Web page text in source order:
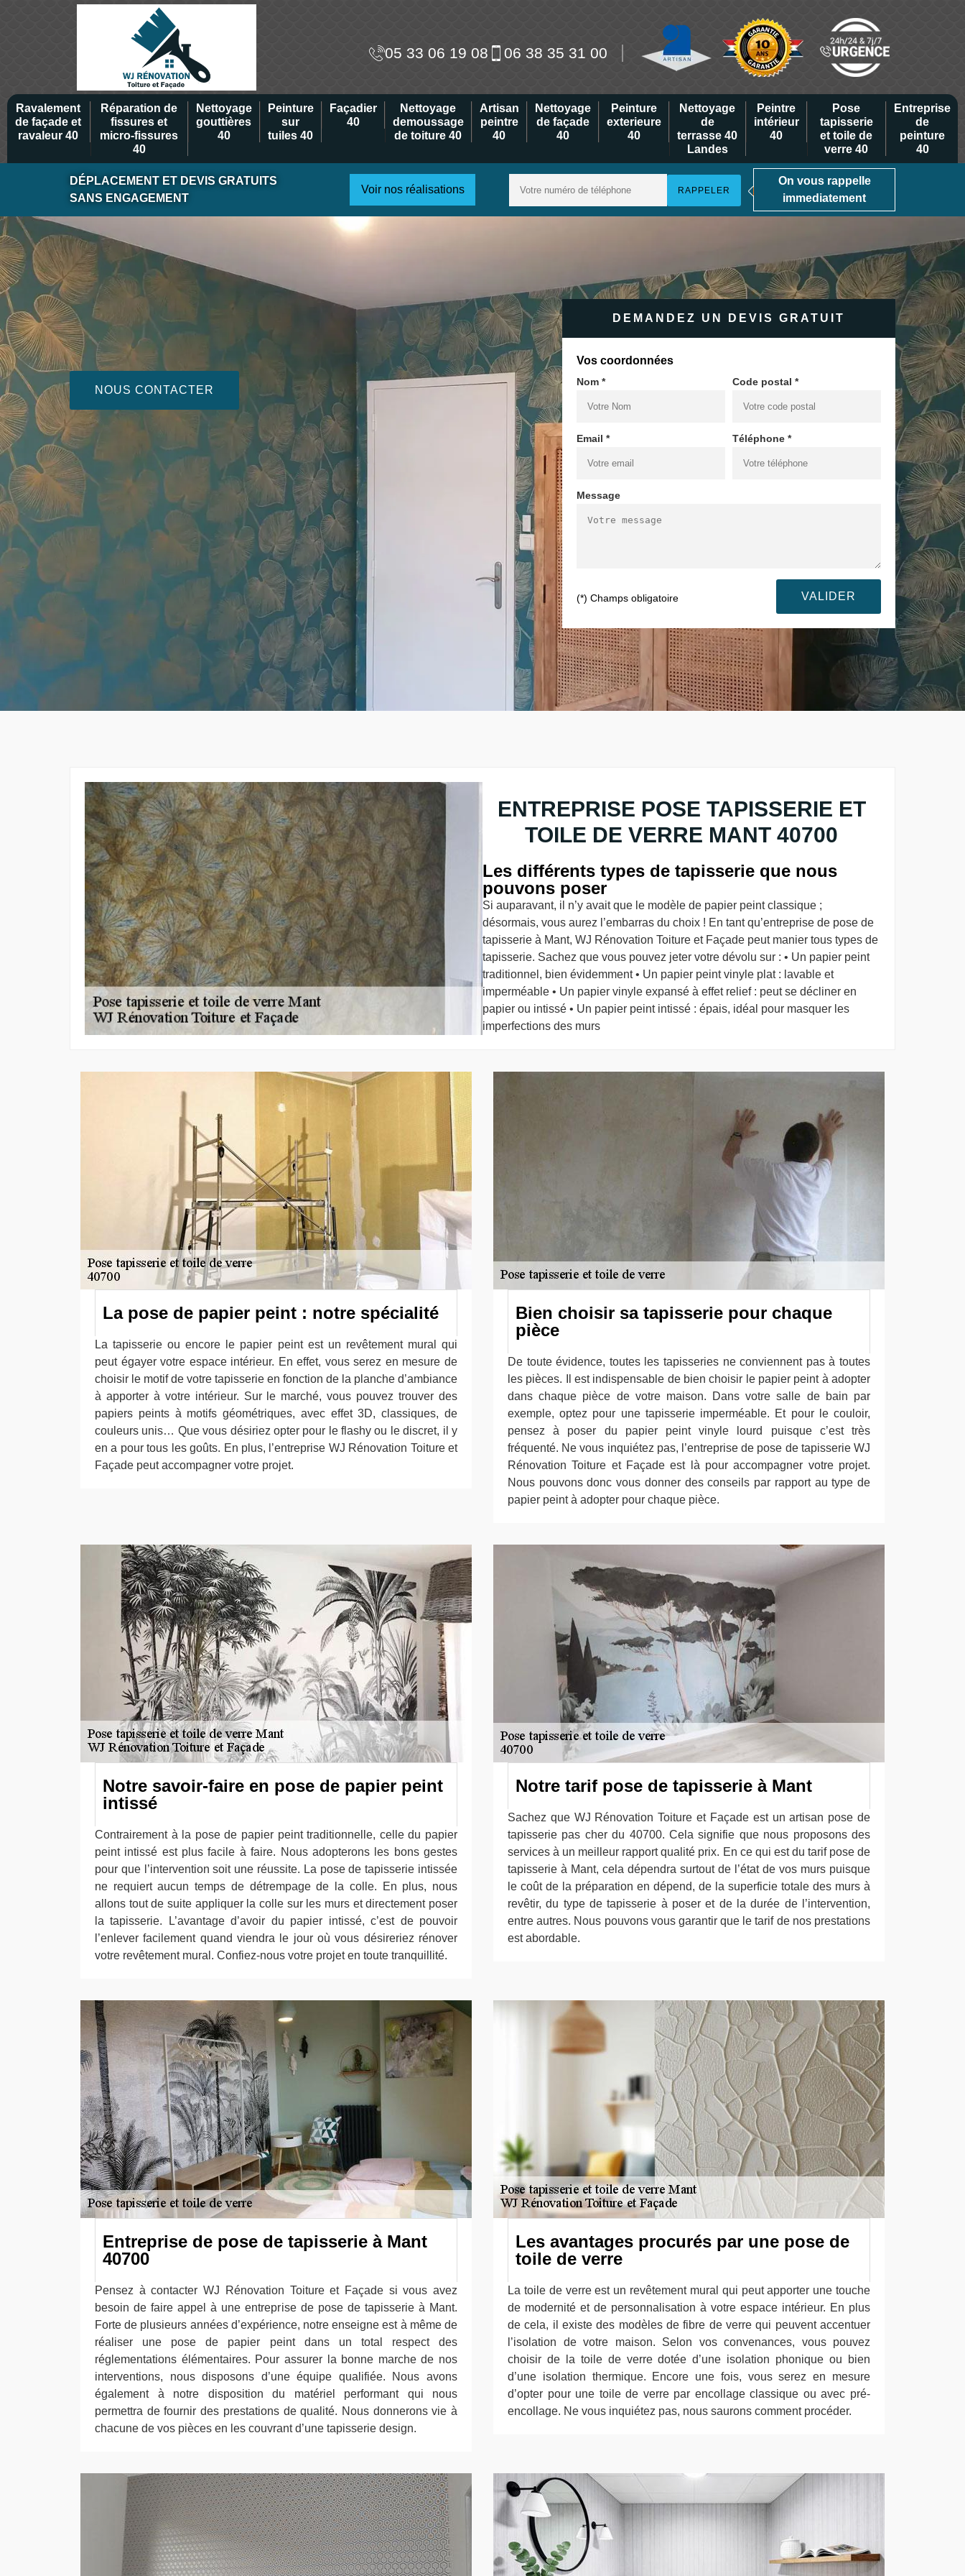
05 33 06 19 08 06 38 35 31 00
Ravalement
de façade et
ravaleur 40
Réparation de
fissures et
micro-fissures
40
Nettoyage
gouttières
40
Peinture
sur
tuiles 40
Façadier
40
Nettoyage
demoussage
de toiture 40
Artisan
peintre
40
Nettoyage
de façade
40
Peinture
exterieure
40
Nettoyage
de
terrasse 40
Landes
Peintre
intérieur
40
Pose
tapisserie
et toile de
verre 40
Entreprise
de
peinture
40
DÉPLACEMENT ET DEVIS GRATUITS
SANS ENGAGEMENT
Voir nos réalisations
On vous rappelle
immediatement
NOUS CONTACTER
DEMANDEZ UN DEVIS GRATUIT
Vos coordonnées
Nom * Code postal *
Email * Téléphone *
Message
(*) Champs obligatoire
ENTREPRISE POSE TAPISSERIE ET
TOILE DE VERRE MANT 40700
Les différents types de tapisserie que nous
pouvons poser
Si auparavant, il n’y avait que le modèle de papier peint classique ;
désormais, vous aurez l’embarras du choix ! En tant qu’entreprise de pose de
tapisserie à Mant, WJ Rénovation Toiture et Façade peut manier tous types de
tapisserie. Sachez que vous pouvez jeter votre dévolu sur : • Un papier peint
traditionnel, bien évidemment • Un papier peint vinyle plat : lavable et
imperméable • Un papier vinyle expansé à effet relief : peut se décliner en
papier ou intissé • Un papier peint intissé : épais, idéal pour masquer les
imperfections des murs
La pose de papier peint : notre spécialité
La tapisserie ou encore le papier peint est un revêtement mural qui
peut égayer votre espace intérieur. En effet, vous serez en mesure de
choisir le motif de votre tapisserie en fonction de la planche d’ambiance
à apporter à votre intérieur. Sur le marché, vous pouvez trouver des
papiers peints à motifs géométriques, avec effet 3D, classiques, de
couleurs unis… Que vous désiriez opter pour le flashy ou le discret, il y
en a pour tous les goûts. En plus, l’entreprise WJ Rénovation Toiture et
Façade peut accompagner votre projet.
Bien choisir sa tapisserie pour chaque
pièce
De toute évidence, toutes les tapisseries ne conviennent pas à toutes
les pièces. Il est indispensable de bien choisir le papier peint à adopter
dans chaque pièce de votre maison. Dans votre salle de bain par
exemple, optez pour une tapisserie imperméable. Et pour le couloir,
pensez à poser du papier peint vinyle lourd puisque c’est très
fréquenté. Ne vous inquiétez pas, l’entreprise de pose de tapisserie WJ
Rénovation Toiture et Façade est là pour accompagner votre projet.
Nous pouvons donc vous donner des conseils par rapport au type de
papier peint à adopter pour chaque pièce.
Notre savoir-faire en pose de papier peint
intissé
Contrairement à la pose de papier peint traditionnelle, celle du papier
peint intissé est plus facile à faire. Nous adopterons les bons gestes
pour que l’intervention soit une réussite. La pose de tapisserie intissée
ne requiert aucun temps de détrempage de la colle. En plus, nous
allons tout de suite appliquer la colle sur les murs et directement poser
la tapisserie. L’avantage d’avoir du papier intissé, c’est de pouvoir
l’enlever facilement quand viendra le jour où vous désireriez rénover
votre revêtement mural. Confiez-nous votre projet en toute tranquillité.
Notre tarif pose de tapisserie à Mant
Sachez que WJ Rénovation Toiture et Façade est un artisan pose de
tapisserie pas cher du 40700. Cela signifie que nous proposons des
services à un meilleur rapport qualité prix. En ce qui est du tarif pose de
tapisserie à Mant, cela dépendra surtout de l’état de vos murs puisque
le coût de la préparation en dépend, de la superficie totale des murs à
revêtir, du type de tapisserie à poser et de la durée de l’intervention,
entre autres. Nous pouvons vous garantir que le tarif de nos prestations
est abordable.
Entreprise de pose de tapisserie à Mant
40700
Pensez à contacter WJ Rénovation Toiture et Façade si vous avez
besoin de faire appel à une entreprise de pose de tapisserie à Mant.
Forte de plusieurs années d’expérience, notre enseigne est à même de
réaliser une pose de papier peint dans un total respect des
réglementations élémentaires. Pour assurer la bonne marche de nos
interventions, nous disposons d’une équipe qualifiée. Nous avons
également à notre disposition du matériel performant qui nous
permettra de fournir des prestations de qualité. Nous donnerons vie à
chacune de vos pièces en les couvrant d’une tapisserie design.
Les avantages procurés par une pose de
toile de verre
La toile de verre est un revêtement mural qui peut apporter une touche
de modernité et de personnalisation à votre espace intérieur. En plus
de cela, il existe des modèles de fibre de verre qui peuvent accentuer
l’isolation de votre maison. Selon vos convenances, vous pouvez
choisir de la toile de verre dotée d’une isolation phonique ou bien
d’une isolation thermique. Encore une fois, vous serez en mesure
d’opter pour une toile de verre par encollage classique ou avec pré-
encollage. Ne vous inquiétez pas, nous saurons comment procéder.